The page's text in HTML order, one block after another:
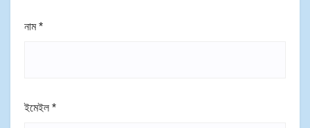
নাম*
ইমেইল *